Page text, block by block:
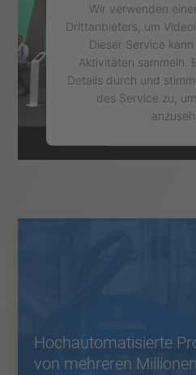
Wir verwenden
Drittanbieters, um
Dieser Service
Aktivitäten sammeln.
Details durch und
des Service zu,
Mehr
Hochautomatisierte
von mehreren